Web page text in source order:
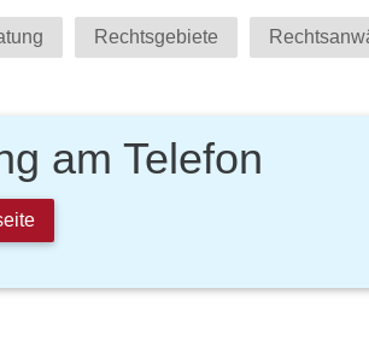
Rechtsgebiete
am Telefon